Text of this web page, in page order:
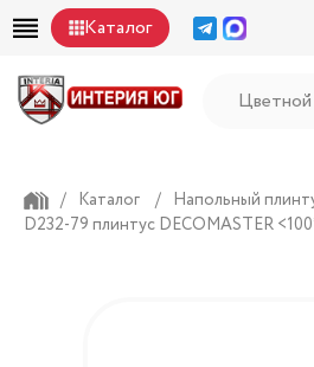
Каталог
/ Каталог / Напольный
D232-79 плинтус DECOMASTER